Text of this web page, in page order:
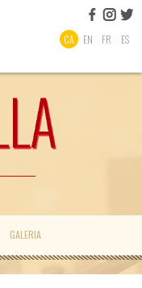
CA EN FR ES
GALERIA